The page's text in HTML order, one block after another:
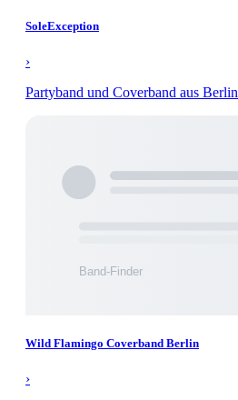
SoleException
›
Partyband und Coverband aus Berlin
Wild Flamingo Coverband Berlin
›